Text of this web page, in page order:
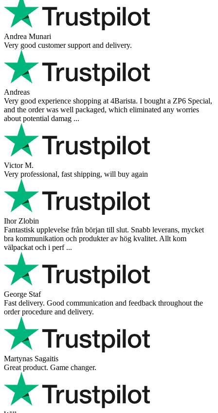
Andrea Munari
Very good customer support and delivery.
Andreas
Very good experience shopping at 4Barista. I bought a ZP6 Special,
and the order was well packaged, which eliminated any worries
about potential damag ...
Victor M.
Very professional, fast shipping, will buy again
Ihor Zlobin
Fantastisk upplevelse från början till slut. Snabb leverans, mycket
bra kommunikation och produkter av hög kvalitet. Allt kom
välpackat och i perf ...
George Staf
Fast delivery. Good communication and feedback throughout the
order procedure and delivery.
Martynas Sagaitis
Great product. Game changer.